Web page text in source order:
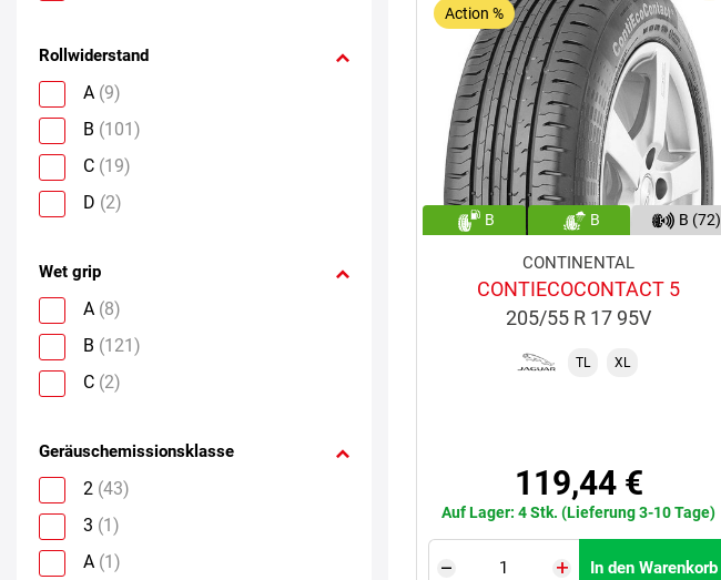
Rollwiderstand
A (9)
B (101)
C (19)
D (2)
Wet grip
A (8)
B (121)
C (2)
Geräuschemissionsklasse
2 (43)
3 (1)
A (1)
Action %
B B B (72)
CONTINENTAL
CONTIECOCONTACT 5
205/55 R 17 95V
TL XL
119,44 €
Auf Lager: 4 Stk. (Lieferung 3-10 Tage)
In den Warenkorb